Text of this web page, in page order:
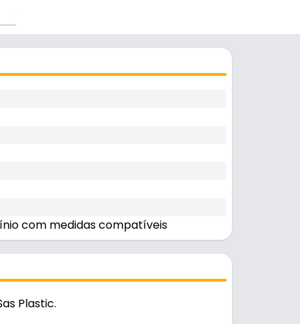
com medidas compatíveis
Plastic.